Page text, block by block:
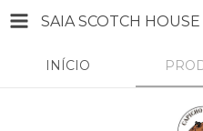
INÍCIO